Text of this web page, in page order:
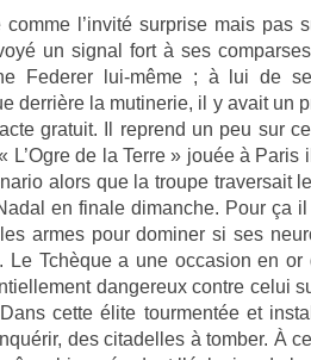
l’invité sur­pr­ise mais pas
un sign­al fort à ses
Feder­er lui-même ; à lui de
derrière la mutinerie, il y avait un
gratuit. Il re­prend un peu sur
L’Ogre de la Terre » jouée à Paris
alors que la troupe traver­sait
en fin­ale di­manche. Pour ça
armes pour domin­er si ses
Le Tchèque a une oc­cas­ion en
dan­gereux con­tre celui
cette élite tour­mentée et
des citadel­les à tomb­er. À